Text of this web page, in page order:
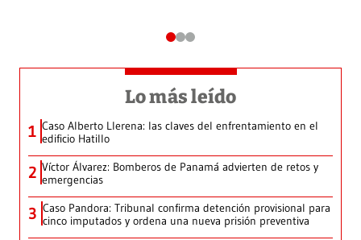
Lo más leído
1 Caso Alberto Llerena: las claves del enfrentamiento en el
edificio Hatillo
2 Víctor Álvarez: Bomberos de Panamá advierten de retos y
emergencias
3 Caso Pandora: Tribunal confirma detención provisional para
cinco imputados y ordena una nueva prisión preventiva